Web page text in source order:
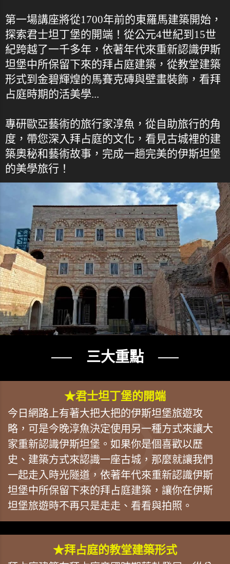
第一場講座將從1700年前的東羅馬建築開始，
探索君士坦丁堡的開端！從公元4世紀到15世
紀跨越了一千多年，依著年代來重新認識伊斯
坦堡中所保留下來的拜占庭建築，從教堂建築
形式到金碧輝煌的馬賽克磚與壁畫裝飾，看拜
占庭時期的活美學...
專研歐亞藝術的旅行家淳魚，從自助旅行的角
度，帶您深入拜占庭的文化，看見古城裡的建
築奧秘和藝術故事，完成一趟完美的伊斯坦堡
的美學旅行！
── 三大重點 ──
★君士坦丁堡的開端
今日網路上有著大把大把的伊斯坦堡旅遊攻
略，可是今晚淳魚決定使用另一種方式來讓大
家重新認識伊斯坦堡。如果你是個喜歡以歷
史、建築方式來認識一座古城，那麼就讓我們
一起走入時光隧道，依著年代來重新認識伊斯
坦堡中所保留下來的拜占庭建築，讓你在伊斯
坦堡旅遊時不再只是走走、看看與拍照。
★拜占庭的教堂建築形式